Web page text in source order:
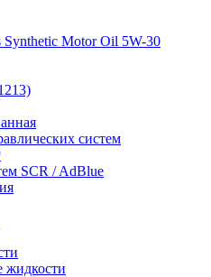
Synthetic Motor Oil 5W-30
систем
SCR / AdBlue
жидкости